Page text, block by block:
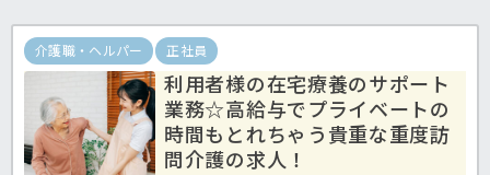
介護職・ヘルパー 正社員
利用者様の在宅療養のサポート
業務☆高給与でプライベートの
時間もとれちゃう貴重な重度訪
問介護の求人！